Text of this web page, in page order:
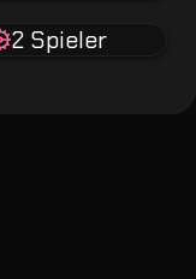
2 Spieler